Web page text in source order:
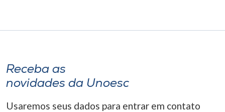
Receba as
novidades da Unoesc
Usaremos seus dados para entrar em contato